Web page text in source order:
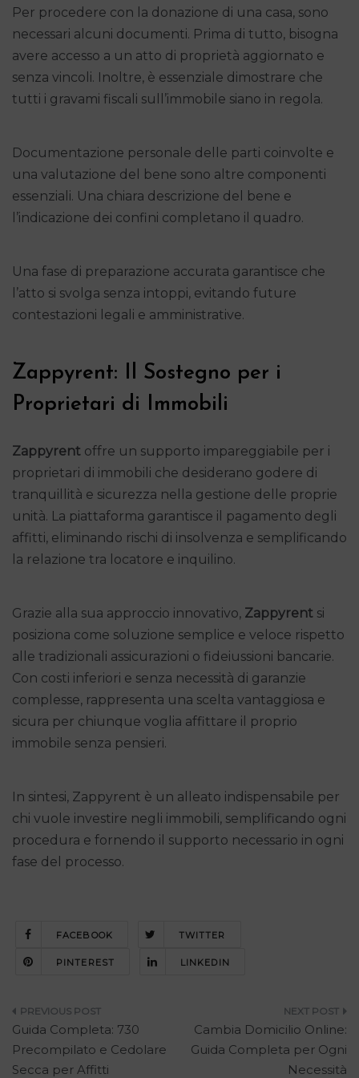
Per procedere con la donazione di una casa, sono
necessari alcuni documenti. Prima di tutto, bisogna
avere accesso a un atto di proprietà aggiornato e
senza vincoli. Inoltre, è essenziale dimostrare che
tutti i gravami fiscali sull’immobile siano in regola.
Documentazione personale delle parti coinvolte e
una valutazione del bene sono altre componenti
essenziali. Una chiara descrizione del bene e
l’indicazione dei confini completano il quadro.
Una fase di preparazione accurata garantisce che
l’atto si svolga senza intoppi, evitando future
contestazioni legali e amministrative.
Zappyrent: Il Sostegno per i
Proprietari di Immobili
Zappyrent offre un supporto impareggiabile per i
proprietari di immobili che desiderano godere di
tranquillità e sicurezza nella gestione delle proprie
unità. La piattaforma garantisce il pagamento degli
affitti, eliminando rischi di insolvenza e semplificando
la relazione tra locatore e inquilino.
Grazie alla sua approccio innovativo, Zappyrent si
posiziona come soluzione semplice e veloce rispetto
alle tradizionali assicurazioni o fideiussioni bancarie.
Con costi inferiori e senza necessità di garanzie
complesse, rappresenta una scelta vantaggiosa e
sicura per chiunque voglia affittare il proprio
immobile senza pensieri.
In sintesi, Zappyrent è un alleato indispensabile per
chi vuole investire negli immobili, semplificando ogni
procedura e fornendo il supporto necessario in ogni
fase del processo.
FACEBOOK TWITTER
PINTEREST LINKEDIN
Navigazione
articoli
Guida Completa: 730
Precompilato e Cedolare
Secca per Affitti
Cambia Domicilio Online:
Guida Completa per Ogni
Necessità